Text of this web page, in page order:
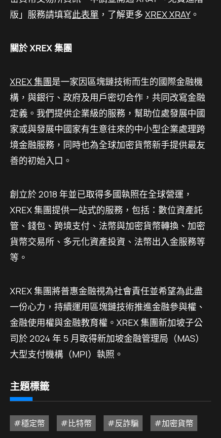
版」服務請填寫此表單 ，了解更多 XREX XRAY。
關於 XREX 集團
XREX 集團是一家因區塊鏈技術而生的國際金融機
構，與銀行、政府及用戶密切合作，共同改寫金融
定義。我們提供企業級的服務，幫助位處發展中國
家或與發展中國家有生意往來的中小型企業處理跨
境金融服務，同時也為全球加密貨幣新手提供最友
善的初始入口。
創立於 2018 年並已取得多國執照在全球營運，
XREX 集團提供一站式的服務，包括：數位資產託
管、錢包、跨境支付、法幣與加密貨幣轉換、加密
貨幣交易所、多元化資產投資、法幣出入金服務等
等。
XREX 集團將普惠金融視為社會責任並希望為此盡
一份心力，持續運用區塊鏈技術推進金融參與權、
金融使用權與金融教育權。XREX 集團新加坡子公
司於 2024 年 5 月取得新加坡金融管理局（MAS）
大型支付機構（MPI）執照。
主題標籤
#穩定幣 #比特幣 #反詐騙 #加密貨幣